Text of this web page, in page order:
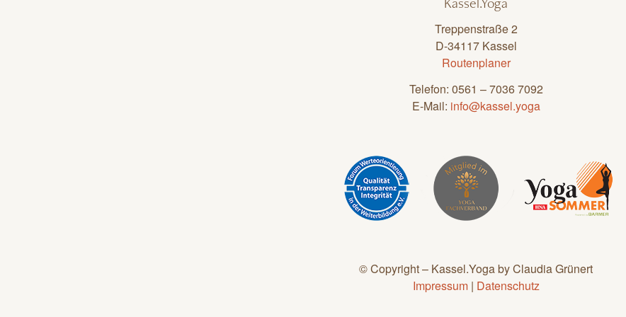
Treppenstraße 2
D-34117 Kassel
Routenplaner
Telefon: 0561 – 7036 7092
E-Mail: info@kassel.yoga
© Copyright – Kassel.Yoga by Claudia Grünert
Impressum| Datenschutz